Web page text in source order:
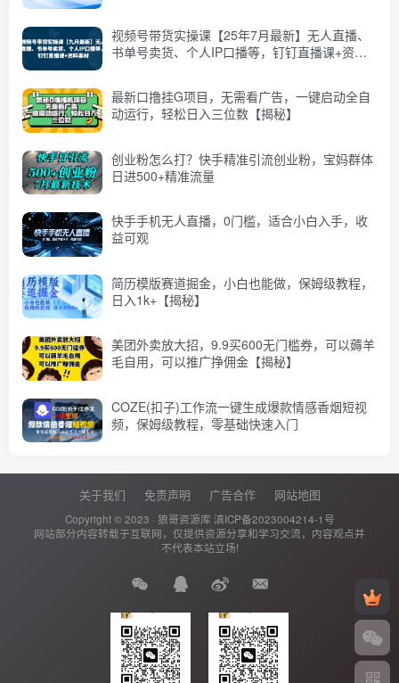
视频号带货实操课【25年7月最新】无人直播、
书单号卖货、个人IP口播等，钉钉直播课+资料
最新口撸挂G项目，无需看广告，一键启动全自
动运行，轻松日入三位数【揭秘】
创业粉怎么打？快手精准引流创业粉，宝妈群体
日进500+精准流量
快手手机无人直播，0门槛，适合小白入手，收
益可观
简历模版赛道掘金，小白也能做，保姆级教程，
日入1k+【揭秘】
美团外卖放大招，9.9买600无门槛券，可以薅羊
毛自用，可以推广挣佣金【揭秘】
COZE(扣子)工作流一键生成爆款情感香烟短视
频，保姆级教程，零基础快速入门
关于我们 免责声明 广告合作 网站地图
Copyright © 2023 · 狼哥资源库 滇ICP备2023004214-1号
网站部分内容转载于互联网，仅提供资源分享和学习交流，内容观点并
不代表本站立场!